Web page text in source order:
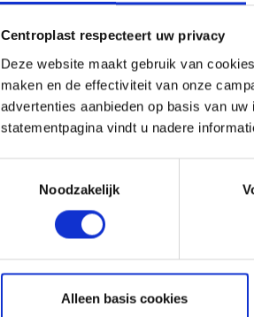
Centroplast respecteert uw privacy
Deze website maakt gebruik van
maken en de effectiviteit van onze
advertenties aanbieden op basis van
statementpagina vindt u nadere
Noodzakelijk
Alleen basis cookies
Mehr